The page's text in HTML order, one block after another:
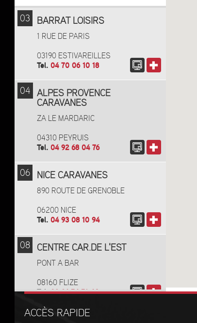
03 BARRAT LOISIRS
1 RUE DE PARIS
03190 ESTIVAREILLES
Tel. 04 70 06 10 18
04
ALPES PROVENCE
CARAVANES
ZA LE MARDARIC
04310 PEYRUIS
Tel. 04 92 68 04 76
06 NICE CARAVANES
890 ROUTE DE GRENOBLE
06200 NICE
Tel. 04 93 08 10 94
08 CENTRE CAR.DE L'EST
PONT A BAR
08160 FLIZE
Tel.03 24 54 51 46
11ACCÈS RAPIDE